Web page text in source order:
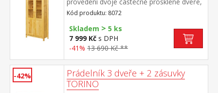
čtyři police
Kód produktu: 8072
Skladem > 5 ks
7 999 Kč s DPH
-41% 13 690 Kč **
-42%
Prádelník 3 dveře + 2 zásuvky
TORINO